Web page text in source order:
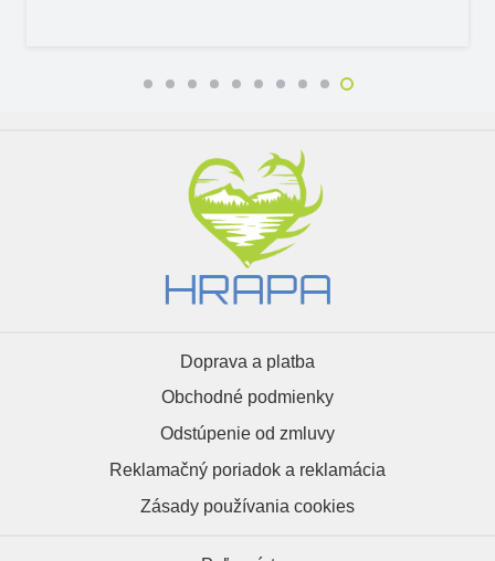
Doprava a platba
Obchodné podmienky
Odstúpenie od zmluvy
Reklamačný poriadok a reklamácia
Zásady používania cookies